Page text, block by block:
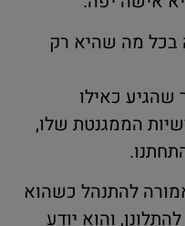
בכל מה שהיא רק
שהגיע כאילו
הממגנטת שלו,
להתנהל כשהוא
והוא יודע